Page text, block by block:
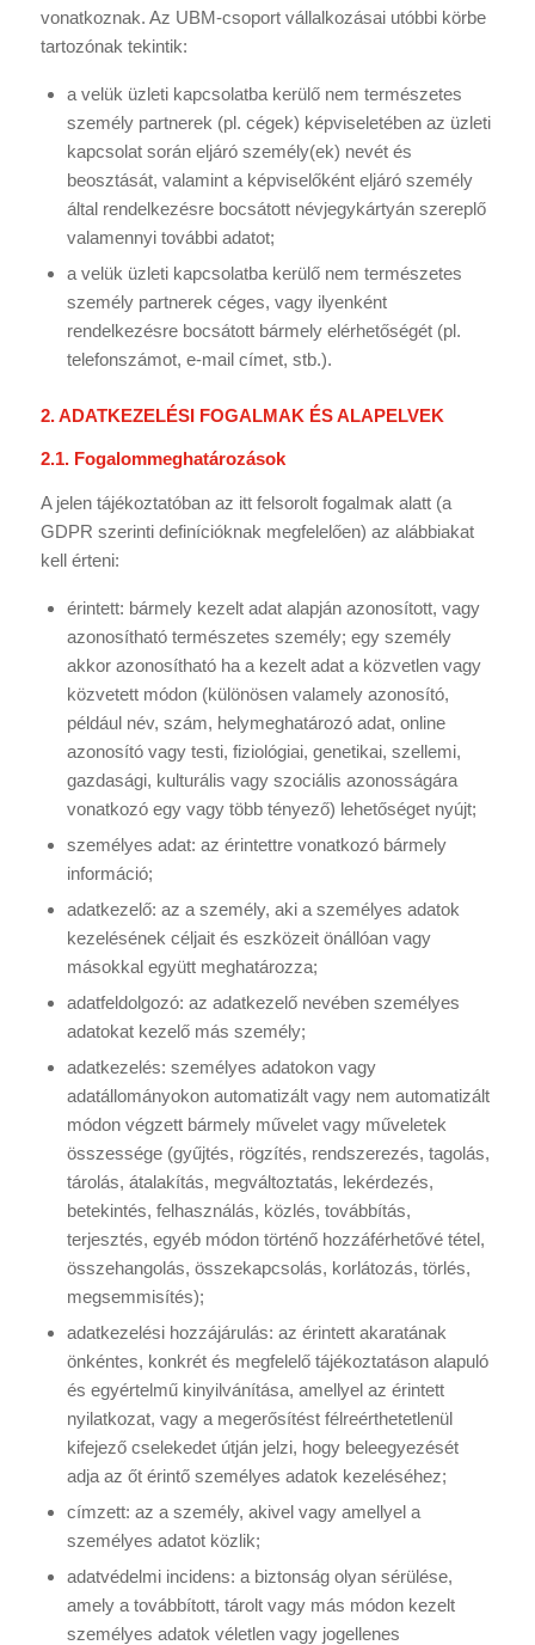
vonatkoznak. Az UBM-csoport vállalkozásai utóbbi körbe
tartozónak tekintik:
a velük üzleti kapcsolatba kerülő nem természetes
személy partnerek (pl. cégek) képviseletében az üzleti
kapcsolat során eljáró személy(ek) nevét és
beosztását, valamint a képviselőként eljáró személy
által rendelkezésre bocsátott névjegykártyán szereplő
valamennyi további adatot;
a velük üzleti kapcsolatba kerülő nem természetes
személy partnerek céges, vagy ilyenként
rendelkezésre bocsátott bármely elérhetőségét (pl.
telefonszámot, e-mail címet, stb.).
2. ADATKEZELÉSI FOGALMAK ÉS ALAPELVEK
2.1. Fogalommeghatározások
A jelen tájékoztatóban az itt felsorolt fogalmak alatt (a
GDPR szerinti definícióknak megfelelően) az alábbiakat
kell érteni:
érintett: bármely kezelt adat alapján azonosított, vagy
azonosítható természetes személy; egy személy
akkor azonosítható ha a kezelt adat a közvetlen vagy
közvetett módon (különösen valamely azonosító,
például név, szám, helymeghatározó adat, online
azonosító vagy testi, fiziológiai, genetikai, szellemi,
gazdasági, kulturális vagy szociális azonosságára
vonatkozó egy vagy több tényező) lehetőséget nyújt;
személyes adat: az érintettre vonatkozó bármely
információ;
adatkezelő: az a személy, aki a személyes adatok
kezelésének céljait és eszközeit önállóan vagy
másokkal együtt meghatározza;
adatfeldolgozó: az adatkezelő nevében személyes
adatokat kezelő más személy;
adatkezelés: személyes adatokon vagy
adatállományokon automatizált vagy nem automatizált
módon végzett bármely művelet vagy műveletek
összessége (gyűjtés, rögzítés, rendszerezés, tagolás,
tárolás, átalakítás, megváltoztatás, lekérdezés,
betekintés, felhasználás, közlés, továbbítás,
terjesztés, egyéb módon történő hozzáférhetővé tétel,
összehangolás, összekapcsolás, korlátozás, törlés,
megsemmisítés);
adatkezelési hozzájárulás: az érintett akaratának
önkéntes, konkrét és megfelelő tájékoztatáson alapuló
és egyértelmű kinyilvánítása, amellyel az érintett
nyilatkozat, vagy a megerősítést félreérthetetlenül
kifejező cselekedet útján jelzi, hogy beleegyezését
adja az őt érintő személyes adatok kezeléséhez;
címzett: az a személy, akivel vagy amellyel a
személyes adatot közlik;
adatvédelmi incidens: a biztonság olyan sérülése,
amely a továbbított, tárolt vagy más módon kezelt
személyes adatok véletlen vagy jogellenes